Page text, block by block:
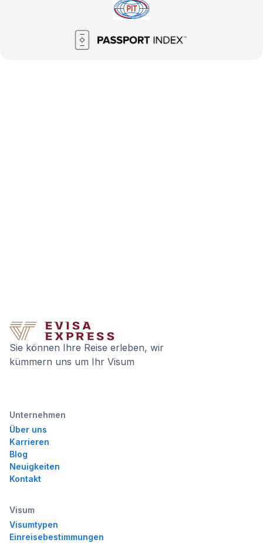
Sie können Ihre Reise erleben, wir
kümmern uns um Ihr Visum
Unternehmen
Über uns
Karrieren
Blog
Neuigkeiten
Kontakt
Visum
Visumtypen
Einreisebestimmungen